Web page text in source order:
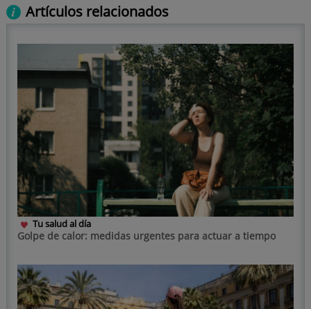
Artículos relacionados
Tu salud al día
Golpe de calor: medidas urgentes para actuar a tiempo